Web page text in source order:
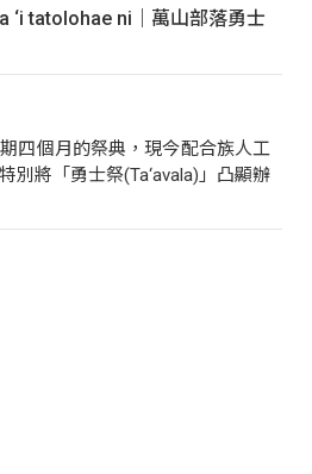
‘i tatolohae ni｜萬山部落勇士
四個月的祭典，現今配合族人工
別將「勇士祭(Ta‘avala)」凸顯辦